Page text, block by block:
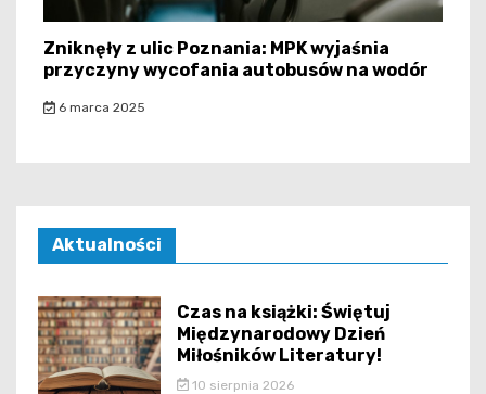
Zniknęły z ulic Poznania: MPK wyjaśnia
przyczyny wycofania autobusów na wodór
6 marca 2025
Aktualności
Czas na książki: Świętuj
Międzynarodowy Dzień
Miłośników Literatury!
10 sierpnia 2026